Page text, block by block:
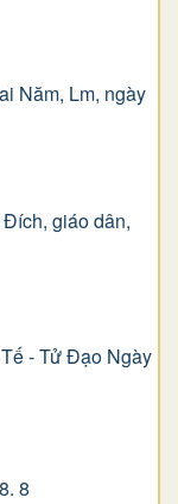
Năm, Lm, ngày
giáo dân,
- Tử Đạo Ngày
8